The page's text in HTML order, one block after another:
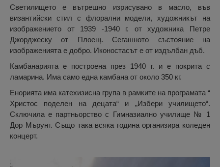
Светилището е вътрешно изрисувано в масло, във
византийски стил с флорални модели, художникът на
изображението от 1939 -1940 г. от художника Петре
Джорджеску от Плоещ. Сегашното състояние на
изображенията е добро. Иконостасът е от издълбан дъб.
Камбанарията е построена през 1940 г. и е покрита с
ламарина. Има само една камбана от около 350 кг.
Енорията има катехизисна група в рамките на програмата “
Христос поделен на децата“ и „Избери училището“.
Сключила е партньорство с Гимназиално училище № 1
Дор Мърунт. Също така всяка година организира коледен
концерт.